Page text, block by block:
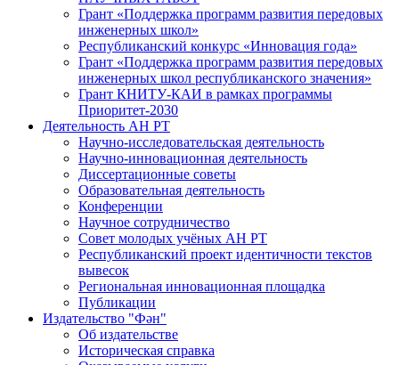
Грант «Поддержка программ развития передовых
инженерных школ»
Республиканский конкурс «Инновация года»
Грант «Поддержка программ развития передовых
инженерных школ республиканского значения»
Грант КНИТУ-КАИ в рамках программы
Приоритет-2030
Деятельность АН РТ
Научно-исследовательская деятельность
Научно-инновационная деятельность
Диссертационные советы
Образовательная деятельность
Конференции
Научное сотрудничество
Совет молодых учёных АН РТ
Республиканский проект идентичности текстов
вывесок
Региональная инновационная площадка
Публикации
Издательство "Фән"
Об издательстве
Историческая справка